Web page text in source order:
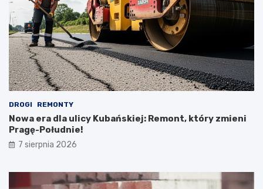
DROGI REMONTY
Nowa era dla ulicy Kubańskiej: Remont, który zmieni
Pragę-Południe!
7 sierpnia 2026